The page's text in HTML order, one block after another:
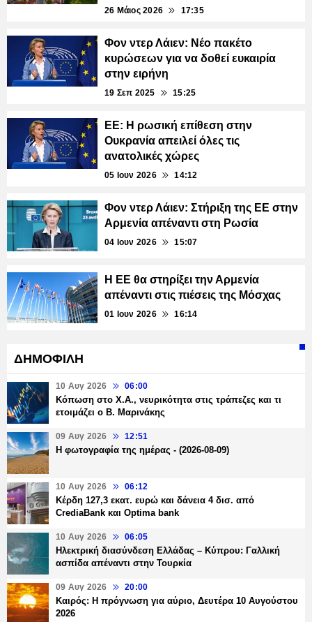
26 Μάιος 2026 17:35
Φον ντερ Λάιεν: Νέο πακέτο
κυρώσεων για να δοθεί ευκαιρία
στην ειρήνη
19 Σεπ 2025 15:25
ΕΕ: Η ρωσική επίθεση στην
Ουκρανία απειλεί όλες τις
ανατολικές χώρες
05 Ιουν 2026 14:12
Φον ντερ Λάιεν: Στήριξη της ΕΕ στην
Αρμενία απέναντι στη Ρωσία
04 Ιουν 2026 15:07
Η ΕΕ θα στηρίξει την Αρμενία
απέναντι στις πιέσεις της Μόσχας
01 Ιουν 2026 16:14
ΔΗΜΟΦΙΛΗ
10 Αυγ 2026 06:00
Κόπωση στο Χ.Α., νευρικότητα στις τράπεζες και τι
ετοιμάζει ο Β. Μαρινάκης
09 Αυγ 2026 12:51
Η φωτογραφία της ημέρας - (2026-08-09)
10 Αυγ 2026 06:12
Κέρδη 127,3 εκατ. ευρώ και δάνεια 4 δισ. από
CrediaBank και Optima bank
10 Αυγ 2026 06:05
Ηλεκτρική διασύνδεση Ελλάδας – Κύπρου: Γαλλική
ασπίδα απέναντι στην Τουρκία
09 Αυγ 2026 20:00
Καιρός: Η πρόγνωση για αύριο, Δευτέρα 10 Αυγούστου
2026